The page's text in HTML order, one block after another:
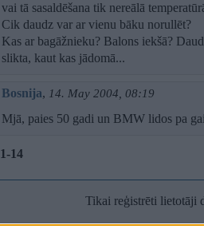
vai tā sasaldēšana tik nereālā
Cik daudz var ar vienu bāku norullēt?
Kas ar bagāžnieku? Balons iekšā?
slikta, kaut kas jādomā...
Bosnija, 14. May 2004, 08:19
Mjā, paies 50 gadi un BMW lidos pa
1-14
Tikai reģistrēti lietotāji